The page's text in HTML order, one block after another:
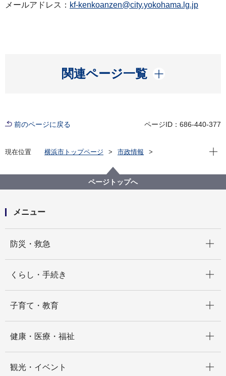
メールアドレス： kf-kenkoanzen@city.yokohama.lg.jp
関連ページ一覧
開く
前のページに戻る ページID：686-440-377
現在位置 横浜市トップページ
市政情報
新型コロナウイルス感染症による新たな市内の患者確
認について
現在
ページトップへ
メニュー
防災・救急
くらし・手続き
子育て・教育
健康・医療・福祉
観光・イベント